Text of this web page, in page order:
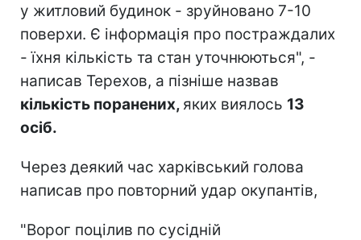
у житловий будинок - зруйновано 7-10
поверхи. Є інформація про постраждалих
- їхня кількість та стан уточнюються", -
написав Терехов, а пізніше назвав
кількість поранених, яких виялось 13
осіб.
Через деякий час харківський голова
написав про повторний удар окупантів,
"Ворог поцілив по сусідній